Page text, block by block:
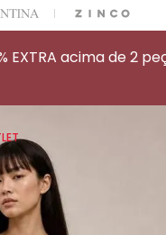
SHOPPER.
EXTRA acima de 2